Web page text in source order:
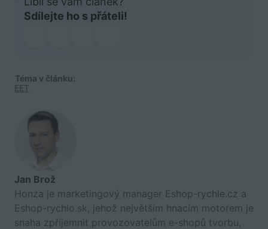
Sdílejte ho s přáteli!
Téma v článku:
EET
Jan Brož
Honza je marketingový manager Eshop-rychle.cz a
Eshop-rychlo.sk, jehož největším hnacím motorem je
snaha zpříjemnit provozovatelům e-shopů tvorbu,